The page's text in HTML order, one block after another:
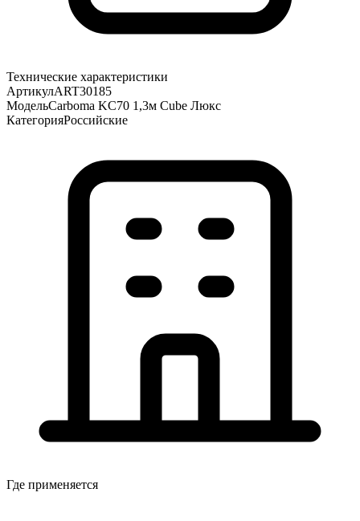
Технические характеристики
АртикулART30185
МодельCarboma KC70 1,3м Cube Люкс
КатегорияРоссийские
Где применяется